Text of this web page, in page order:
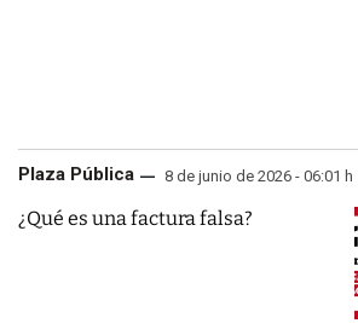
Plaza Pública 8 de junio de 2026 - 06:01 h
¿Qué es una factura falsa?